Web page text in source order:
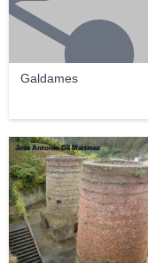
Galdames
Jose Antonio Gil Martínez